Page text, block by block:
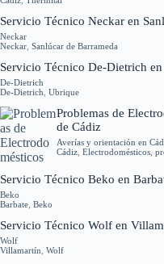
Servicio Técnico Neckar en
Neckar
Neckar Sanlúcar de Barrameda
Servicio Técnico De-Dietrich
De-Dietrich
De-Dietrich Ubrique
Problemas de
de Cádiz
Averías y orientación en
Cádiz Electrodomésticos
Servicio Técnico Beko en
Beko
Barbate Beko
Servicio Técnico Wolf en
Wolf
Villamartín Wolf